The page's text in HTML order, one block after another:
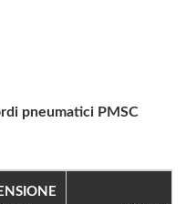
pneumatici PMSC